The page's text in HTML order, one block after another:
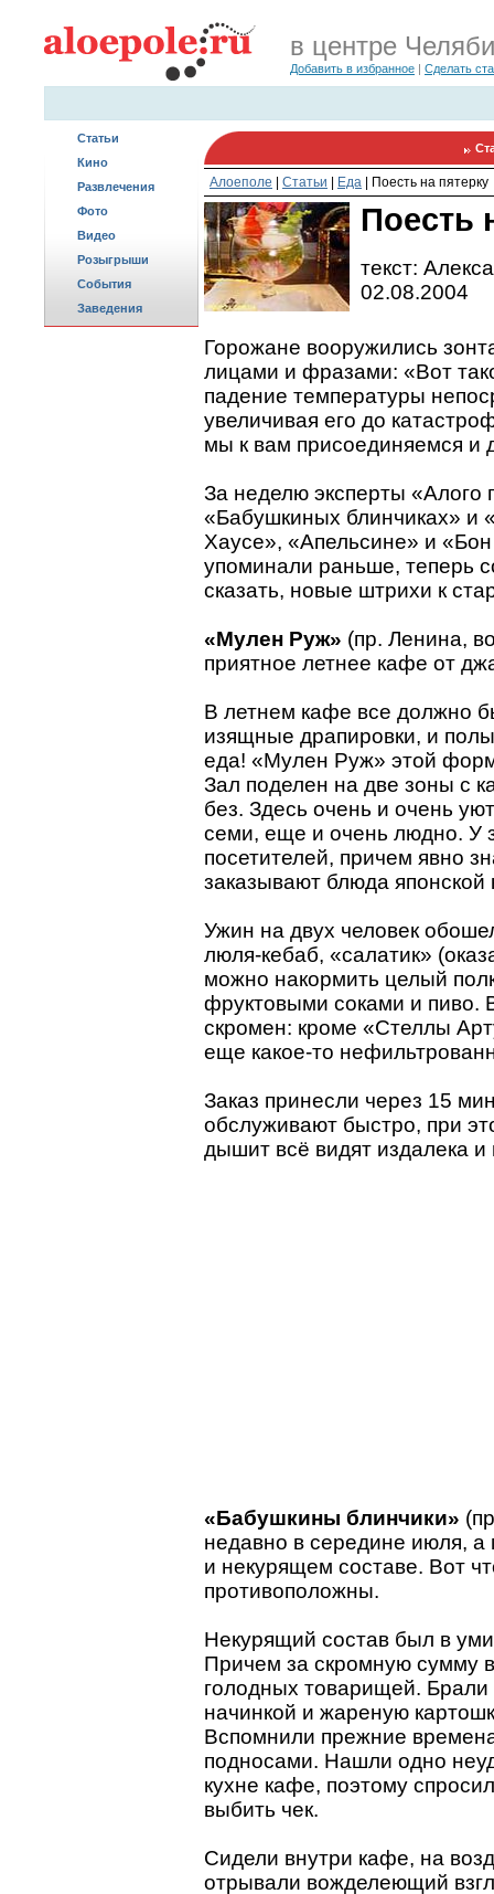
в центре
Добавить в избранное | Сделать
Статьи
Кино
Развлечения
Фото
Видео
Розыгрыши
События
Заведения
Алоеполе Статьи Еда Поесть на пятерку
Поесть
текст:
02.08.2004
Горожане вооружились
лицами и фразами: «Вот
падение температуры
увеличивая его до
мы к вам присоединяемся и
За неделю эксперты
«Бабушкиных блинчиках» и
Хаусе», «Апельсине» и
упоминали раньше, теперь
сказать, новые штрихи к
«Мулен Руж» (пр. Ленина,
приятное летнее кафе от
В летнем кафе все должно
изящные драпировки, и
еда! «Мулен Руж» этой
Зал поделен на две зоны с
без. Здесь очень и очень
семи, еще и очень людно. У
посетителей, причем явно
заказывают блюда японской
Ужин на двух человек
люля-кебаб, «салатик»
можно накормить целый
фруктовыми соками и пиво.
скромен: кроме «Стеллы
еще какое-то
Заказ принесли через 15
обслуживают быстро, при
дышит всё видят издалека и
«Бабушкины блинчики»
недавно в середине июля,
и некурящем составе. Вот
противоположны.
Некурящий состав был в
Причем за скромную сумму
голодных товарищей. Брали
начинкой и жареную
Вспомнили прежние
подносами. Нашли одно
кухне кафе, поэтому
выбить чек.
Сидели внутри кафе, на
отрывали вожделеющий